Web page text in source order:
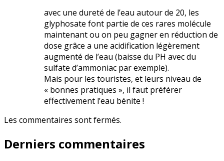
avec une dureté de l’eau autour de 20, les
glyphosate font partie de ces rares molécule
maintenant ou on peu gagner en réduction de
dose grâce a une acidification légèrement
augmenté de l’eau (baisse du PH avec du
sulfate d’ammoniac par exemple).
Mais pour les touristes, et leurs niveau de
« bonnes pratiques », il faut préférer
effectivement l’eau bénite !
Les commentaires sont fermés.
Derniers commentaires